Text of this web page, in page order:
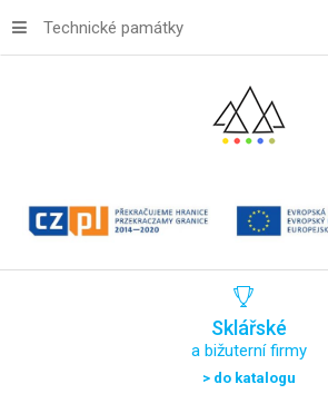
Technické památky
Sklářské
a bižuterní firmy
> do katalogu